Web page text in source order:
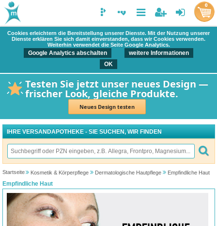
Cookies erleichtern die Bereitstellung unserer Dienste. Mit der Nutzung unserer
Dienste erklären Sie sich damit einverstanden, dass wir Cookies verwenden.
Weiterhin verwendet die Seite Google Analytics.
Google Analytics abschalten
weitere Informationen
OK
Testen Sie jetzt unser neues Design —
frischer Look, gleiche Produkte.
Neues Design testen
0
IHRE VERSANDAPOTHEKE - SIE SUCHEN, WIR FINDEN
Startseite Kosmetik & Körperpflege Dermatologische Hautpflege Empfindliche Haut
Empfindliche Haut